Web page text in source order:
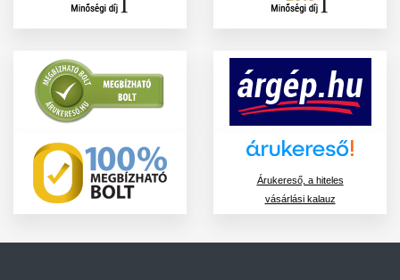
Árukereső, a hiteles
vásárlási kalauz